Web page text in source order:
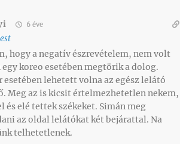
6 éve
hogy a negatív észrevételem, nem volt
koreo esetében megtörik a dolog.
esetében lehetett volna az egész lelátó
Meg az is kicsit értelmezhetetlen nekem,
és elé tettek székeket. Simán meg
az oldal lelátókat két bejárattal. Na
telhetetlenek.